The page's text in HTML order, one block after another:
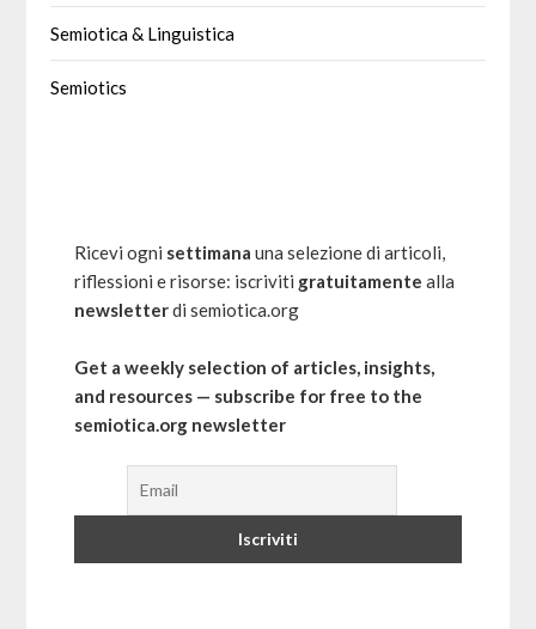
Semiotica & Linguistica
Semiotics
Ricevi ogni settimana una selezione di articoli,
riflessioni e risorse: iscriviti gratuitamente alla
newsletterdi semiotica.org
Get a weekly selection of articles, insights,
and resources — subscribe for free to the
semiotica.org newsletter